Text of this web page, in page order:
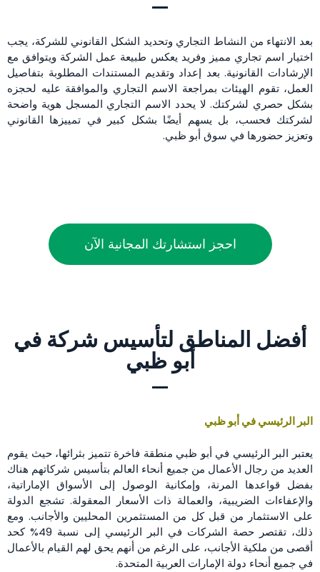
بعد الانتهاء من النشاط التجاري وتحديد الشكل القانوني للشركة، يجب
اختيار اسم تجاري مميز وفريد يعكس طبيعة عمل الشركة ويتوافق مع
الإرشادات القانونية. بعد إعداد وتقديم المستندات المطلوبة بتفاصيل
العمل، تقوم الهيئات بمراجعة الاسم التجاري والموافقة عليه لحجزه
بشكل حصري لشركتك. لا يحدد الاسم التجاري المسجل هوية واضحة
لشركتك فحسب، بل يسهم أيضًا بشكل كبير في تمييزها القانوني
وتعزيز حضورها في سوق أبو ظبي.
احجز استشارتك المجانية الآن
أفضل المناطق لتأسيس شركة في
أبو ظبي
البر الرئيسي في أبو ظبي
يعتبر البر الرئيسي في أبو ظبي منطقة فاخرة تتميز بثرائها، حيث يقوم
العديد من رجال الأعمال من جميع أنحاء العالم بتأسيس شركاتهم هناك
بفضل قواعدها المرنة، وإمكانية الوصول إلى الأسواق الإماراتية،
والإعفاءات الضريبية، والعمالة ذات الأسعار المعقولة. تشجع الدولة
على الاستثمار من قبل كل من المستثمرين المحليين والأجانب. ومع
ذلك، تقتصر حصة الشركات في البر الرئيسي إلى نسبة 49% كحد
أقصى من ملكية الأجانب، على الرغم من أنهم يحق لهم القيام بالأعمال
في جميع أنحاء دولة الإمارات العربية المتحدة.